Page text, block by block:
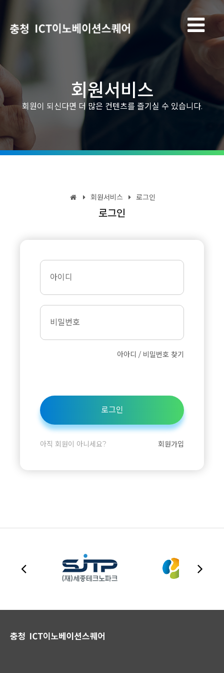
회원서비스
회원이 되신다면 더 많은 컨텐츠를 즐기실 수 있습니다.
회원서비스 로그인
로그인
아이디
비밀번호
아아디 / 비밀번호 찾기
로그인
아직 회원이 아니세요? 회원가입